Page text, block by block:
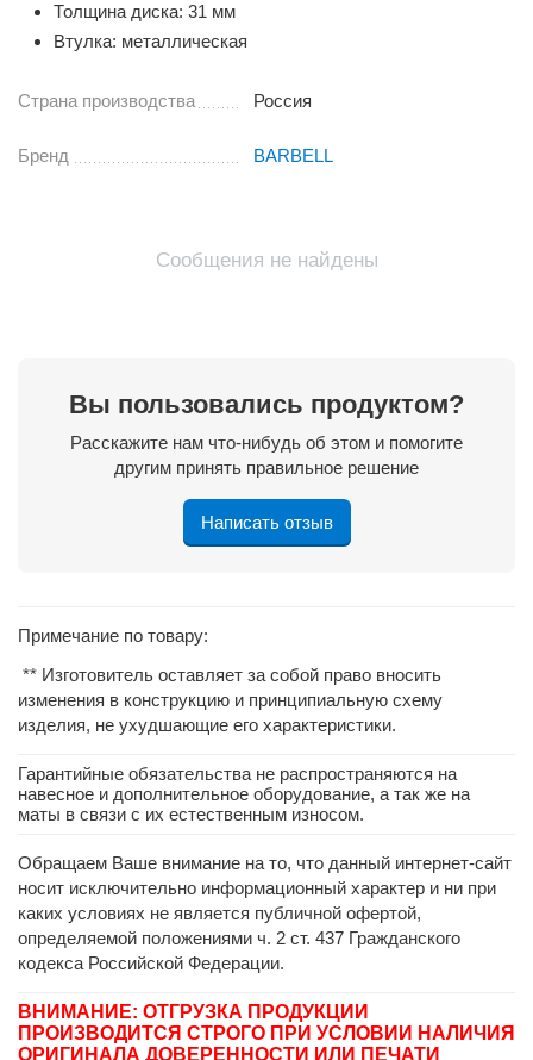
Толщина диска: 31 мм
Втулка: металлическая
Страна производства Россия
Бренд BARBELL
Сообщения не найдены
Вы пользовались продуктом?
Расскажите нам что-нибудь об этом и помогите
другим принять правильное решение
Написать отзыв
Примечание по товару:
** Изготовитель оставляет за собой право вносить
изменения в конструкцию и принципиальную схему
изделия, не ухудшающие его характеристики.
Гарантийные обязательства не распространяются на
навесное и дополнительное оборудование, а так же на
маты в связи с их естественным износом.
Обращаем Ваше внимание на то, что данный интернет-сайт
носит исключительно информационный характер и ни при
каких условиях не является публичной офертой,
определяемой положениями ч. 2 ст. 437 Гражданского
кодекса Российской Федерации.
ВНИМАНИЕ: ОТГРУЗКА ПРОДУКЦИИ
ПРОИЗВОДИТСЯ СТРОГО ПРИ УСЛОВИИ НАЛИЧИЯ
ОРИГИНАЛА ДОВЕРЕННОСТИ ИЛИ ПЕЧАТИ